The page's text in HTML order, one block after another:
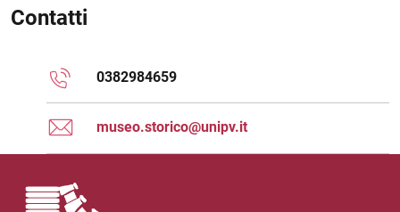
Contatti
0382984659
museo.storico@unipv.it